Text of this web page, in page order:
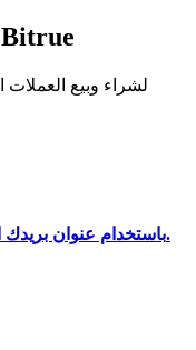
شراء العملات المشفرة مع Bitrue
قم بالتسجيل في Bitrue باستخدام عنوان بريدك الإلكتروني.